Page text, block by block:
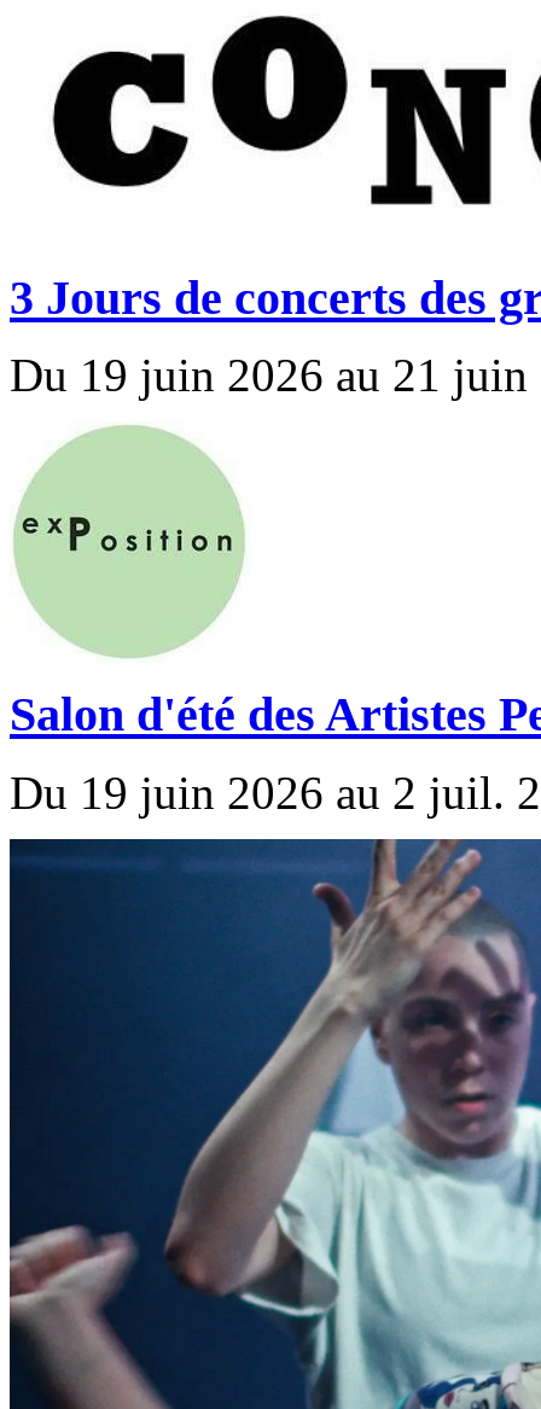
3 Jours de concerts des
Du 19 juin 2026 au 21 juin
Salon d'été des Artistes
Du 19 juin 2026 au 2 juil.